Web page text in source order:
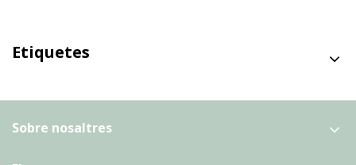
Etiquetes
Sobre nosaltres